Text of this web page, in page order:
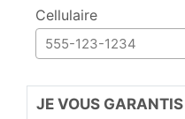
Cellulaire
JE VOUS GARANTIS